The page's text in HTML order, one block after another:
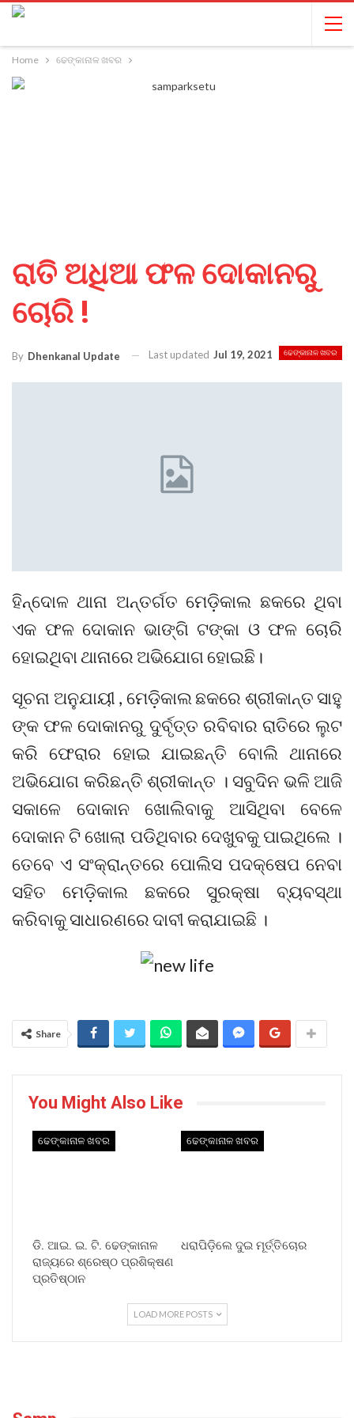
Home ଢେଙ୍କାନାଳ ଖବର
ରାତି ଅଧିଆ ଫଳ ଦୋକାନରୁ
ଚୋରି !
ଢେଙ୍କାନାଳ ଖବର
By Dhenkanal Update Last updated Jul 19, 2021
ହିନ୍ଦୋଳ ଥାନା ଅନ୍ତର୍ଗତ ମେଡ଼ିକାଲ ଛକରେ ଥିବା
ଏକ ଫଳ ଦୋକାନ ଭାଙ୍ଗି ଟଙ୍କା ଓ ଫଳ ଚୋରି
ହୋଇଥିବା ଥାନାରେ ଅଭିଯୋଗ ହୋଇଛି।
ସୂଚନା ଅନୁଯାୟୀ , ମେଡ଼ିକାଲ ଛକରେ ଶ୍ରୀକାନ୍ତ ସାହୁ
ଙ୍କ ଫଳ ଦୋକାନରୁ ଦୁର୍ବୃତ୍ତ ରବିବାର ରାତିରେ ଲୁଟ
କରି ଫେରାର ହୋଇ ଯାଇଛନ୍ତି ବୋଲି ଥାନାରେ
ଅଭିଯୋଗ କରିଛନ୍ତି ଶ୍ରୀକାନ୍ତ । ସବୁଦିନ ଭଳି ଆଜି
ସକାଳେ ଦୋକାନ ଖୋଲିବାକୁ ଆସିଥିବା ବେଳେ
ଦୋକାନ ଟି ଖୋଲା ପଡିଥିବାର ଦେଖୁବକୁ ପାଇଥିଲେ ।
ତେବେ ଏ ସଂକ୍ରାନ୍ତରେ ପୋଲିସ ପଦକ୍ଷେପ ନେବା
ସହିତ ମେଡ଼ିକାଲ ଛକରେ ସୁରକ୍ଷା ବ୍ୟବସ୍ଥା
କରିବାକୁ ସାଧାରଣରେ ଦାବୀ କରାଯାଇଛି ।
Share
You Might Also Like
ଢେଙ୍କାନାଳ ଖବର
ଡି. ଆଇ. ଇ. ଟି. ଢେଙ୍କାନାଳ
ରାଜ୍ୟରେ ଶ୍ରେଷ୍ଠ ପ୍ରଶିକ୍ଷଣ
ପ୍ରତିଷ୍ଠାନ
ଢେଙ୍କାନାଳ ଖବର
ଧରାପିଡ଼ିଲେ ଦୁଇ ମୂର୍ତ୍ତିଚୋର
LOAD MORE POSTS